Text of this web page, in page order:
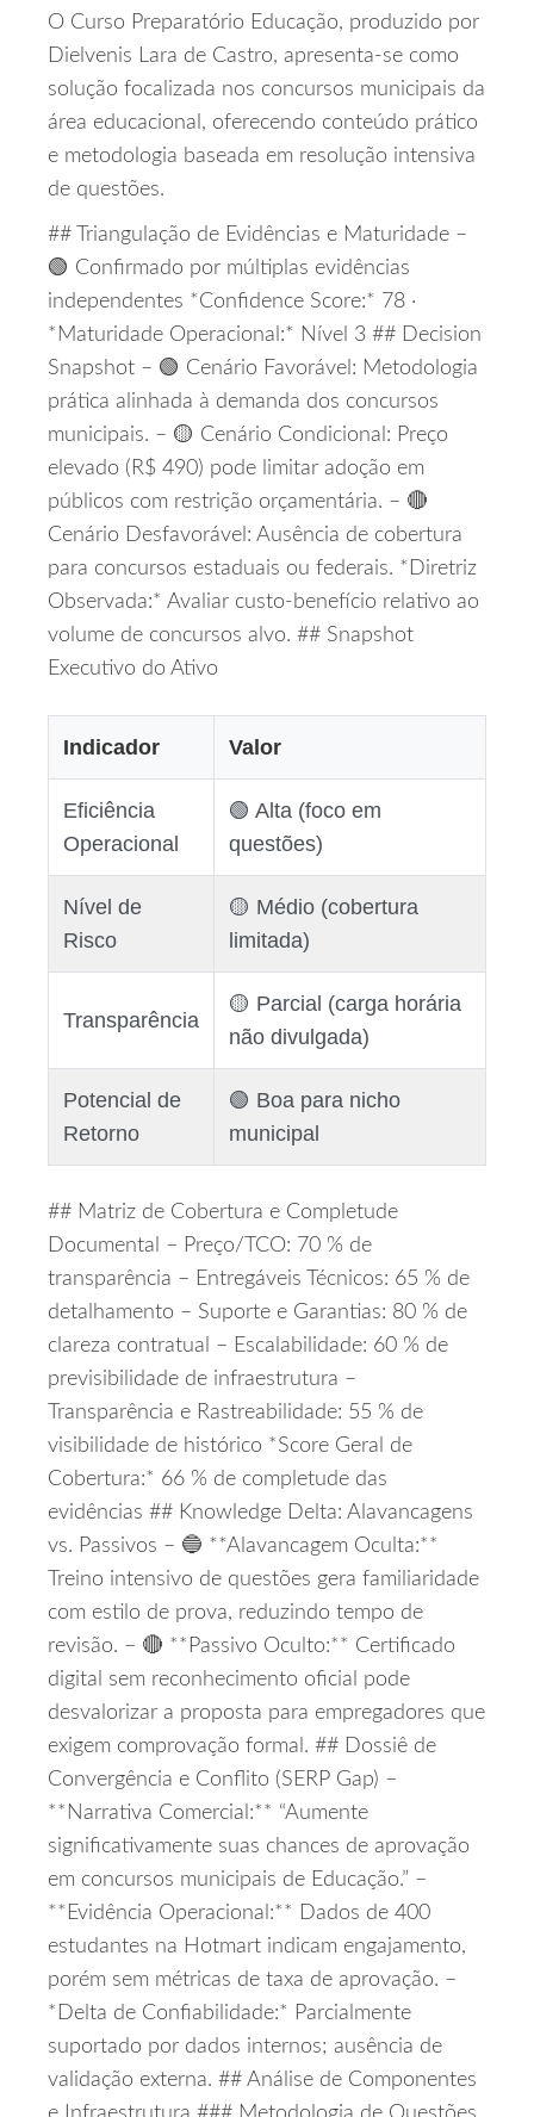
O Curso Preparatório Educação, produzido por
Dielvenis Lara de Castro, apresenta‑se como
solução focalizada nos concursos municipais da
área educacional, oferecendo conteúdo prático
e metodologia baseada em resolução intensiva
de questões.
## Triangulação de Evidências e Maturidade –
🟢 Confirmado por múltiplas evidências
independentes *Confidence Score:* 78 ·
*Maturidade Operacional:* Nível 3 ## Decision
Snapshot – 🟢 Cenário Favorável: Metodologia
prática alinhada à demanda dos concursos
municipais. – 🟡 Cenário Condicional: Preço
elevado (R$ 490) pode limitar adoção em
públicos com restrição orçamentária. – 🔴
Cenário Desfavorável: Ausência de cobertura
para concursos estaduais ou federais. *Diretriz
Observada:* Avaliar custo‑benefício relativo ao
volume de concursos alvo. ## Snapshot
Executivo do Ativo
Indicador Valor
Eficiência
Operacional
🟢 Alta (foco em
questões)
Nível de
Risco
🟡 Médio (cobertura
limitada)
Transparência
🟡 Parcial (carga horária
não divulgada)
Potencial de
Retorno
🟢 Boa para nicho
municipal
## Matriz de Cobertura e Completude
Documental – Preço/TCO: 70 % de
transparência – Entregáveis Técnicos: 65 % de
detalhamento – Suporte e Garantias: 80 % de
clareza contratual – Escalabilidade: 60 % de
previsibilidade de infraestrutura –
Transparência e Rastreabilidade: 55 % de
visibilidade de histórico *Score Geral de
Cobertura:* 66 % de completude das
evidências ## Knowledge Delta: Alavancagens
vs. Passivos – 🔵 **Alavancagem Oculta:**
Treino intensivo de questões gera familiaridade
com estilo de prova, reduzindo tempo de
revisão. – 🔴 **Passivo Oculto:** Certificado
digital sem reconhecimento oficial pode
desvalorizar a proposta para empregadores que
exigem comprovação formal. ## Dossiê de
Convergência e Conflito (SERP Gap) –
**Narrativa Comercial:** “Aumente
significativamente suas chances de aprovação
em concursos municipais de Educação.” –
**Evidência Operacional:** Dados de 400
estudantes na Hotmart indicam engajamento,
porém sem métricas de taxa de aprovação. –
*Delta de Confiabilidade:* Parcialmente
suportado por dados internos; ausência de
validação externa. ## Análise de Componentes